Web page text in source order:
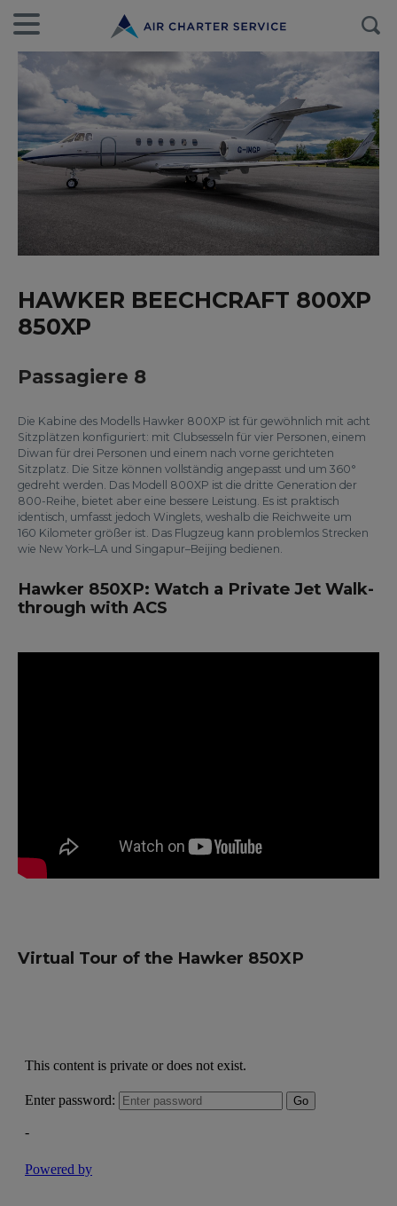
HAWKER BEECHCRAFT 800XP
850XP
Passagiere 8
Die Kabine des Modells Hawker 800XP ist für gewöhnlich mit acht
Sitzplätzen konfiguriert: mit Clubsesseln für vier Personen, einem
Diwan für drei Personen und einem nach vorne gerichteten
Sitzplatz. Die Sitze können vollständig angepasst und um 360°
gedreht werden. Das Modell 800XP ist die dritte Generation der
800-Reihe, bietet aber eine bessere Leistung. Es ist praktisch
identisch, umfasst jedoch Winglets, weshalb die Reichweite um
160 Kilometer größer ist. Das Flugzeug kann problemlos Strecken
wie New York–LA und Singapur–Beijing bedienen.
Hawker 850XP: Watch a Private Jet Walk-
through with ACS
Virtual Tour of the Hawker 850XP